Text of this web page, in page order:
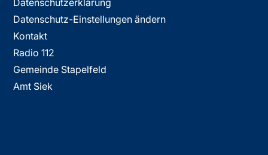
Datenschutzerklärung
Datenschutz-Einstellungen ändern
Kontakt
Radio 112
Gemeinde Stapelfeld
Amt Siek